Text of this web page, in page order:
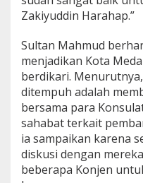
Zakiyuddin Harahap.”
Sultan Mahmud
menjadikan Kota
berdikari.
ditempuh adalah
bersama para
sahabat terkait
ia sampaikan karena
diskusi dengan
beberapa Konjen